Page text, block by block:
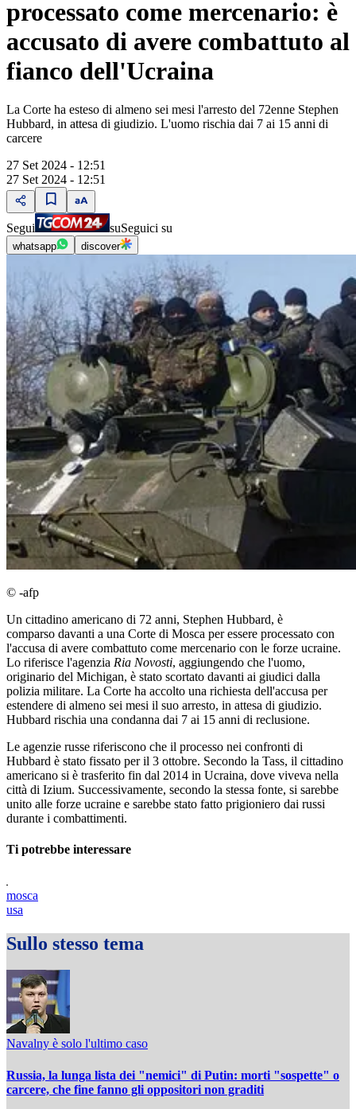
processato come mercenario: è
accusato di avere combattuto al
fianco dell'Ucraina
La Corte ha esteso di almeno sei mesi l'arresto del 72enne Stephen
Hubbard, in attesa di giudizio. L'uomo rischia dai 7 ai 15 anni di
carcere
27 Set 2024 - 12:51
27 Set 2024 - 12:51
Segui suSeguici su
whatsapp discover
© -afp
Un cittadino americano di 72 anni, Stephen Hubbard, è
comparso davanti a una Corte di Mosca per essere processato con
l'accusa di avere combattuto come mercenario con le forze ucraine.
Lo riferisce l'agenzia Ria Novosti, aggiungendo che l'uomo,
originario del Michigan, è stato scortato davanti ai giudici dalla
polizia militare. La Corte ha accolto una richiesta dell'accusa per
estendere di almeno sei mesi il suo arresto, in attesa di giudizio.
Hubbard rischia una condanna dai 7 ai 15 anni di reclusione.
Le agenzie russe riferiscono che il processo nei confronti di
Hubbard è stato fissato per il 3 ottobre. Secondo la Tass, il cittadino
americano si è trasferito fin dal 2014 in Ucraina, dove viveva nella
città di Izium. Successivamente, secondo la stessa fonte, si sarebbe
unito alle forze ucraine e sarebbe stato fatto prigioniero dai russi
durante i combattimenti.
Ti potrebbe interessare
mosca
usa
Sullo stesso tema
Navalny è solo l'ultimo caso
Russia, la lunga lista dei "nemici" di Putin: morti "sospette" o
carcere, che fine fanno gli oppositori non graditi